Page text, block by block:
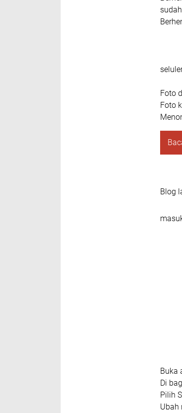
Foto
Foto
Blog
Buka
Di
Pilih
Ubah